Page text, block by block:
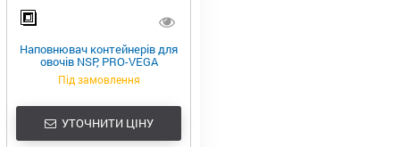
Наповнювач контейнерів для
овочів NSP, PRO-VEGA
Під замовлення
УТОЧНИТИ ЦІНУ